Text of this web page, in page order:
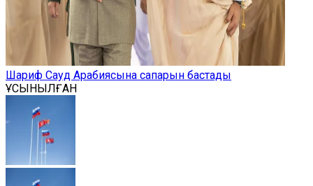
Шариф Сауд Арабиясына сапарын бастады
ҰСЫНЫЛҒАН